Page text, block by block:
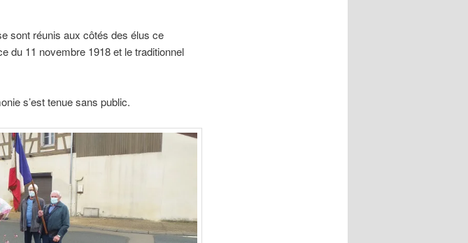
sont réunis aux côtés des élus ce
du 11 novembre 1918 et le traditionnel
s’est tenue sans public.